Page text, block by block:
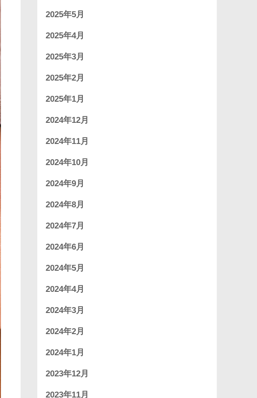
2025年5月
2025年4月
2025年3月
2025年2月
2025年1月
2024年12月
2024年11月
2024年10月
2024年9月
2024年8月
2024年7月
2024年6月
2024年5月
2024年4月
2024年3月
2024年2月
2024年1月
2023年12月
2023年11月